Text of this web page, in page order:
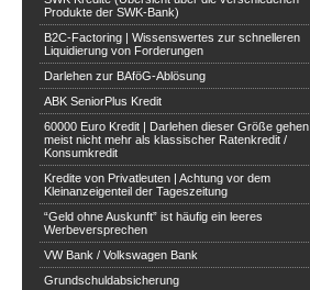
Produkte der SWK-Bank)
B2C-Factoring | Wissenswertes zur schnelleren
Liquidierung von Forderungen
Darlehen zur BAföG-Ablösung
ABK SeniorPlus Kredit
60000 Euro Kredit | Darlehen dieser Größe gehen
meist nicht mehr als klassischer Ratenkredit /
Konsumkredit
Kredite von Privatleuten | Achtung vor dem
Kleinanzeigenteil der Tageszeitung
“Geld ohne Auskunft” ist häufig ein leeres
Werbeversprechen
VW Bank / Volkswagen Bank
Grundschuldabsicherung